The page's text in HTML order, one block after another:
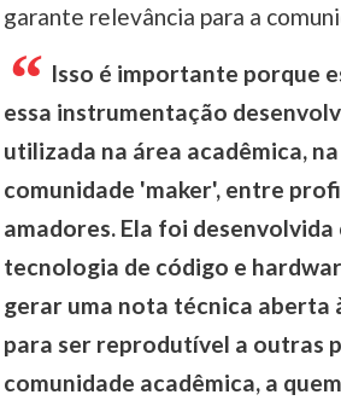
garante relevância para a
Isso é importante porque
essa instrumentação
utilizada na área acadêmica,
comunidade 'maker', entre
amadores. Ela foi
tecnologia de código e
gerar uma nota técnica aberta
para ser reprodutível a outras
comunidade acadêmica, a